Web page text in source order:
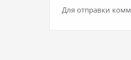
Для отправки